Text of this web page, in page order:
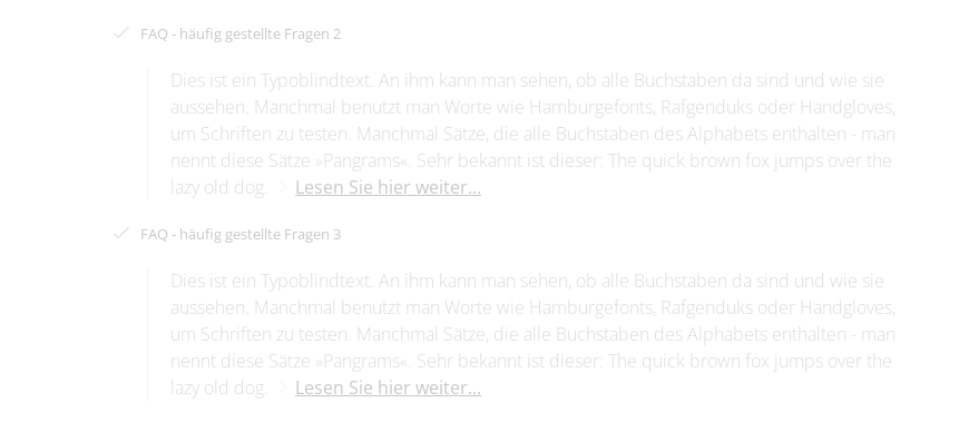
FAQ - häufig gestellte Fragen 2
Dies ist ein Typoblindtext. An ihm kann man sehen, ob alle Buchstaben da sind und wie sie
aussehen. Manchmal benutzt man Worte wie Hamburgefonts, Rafgenduks oder Handgloves,
um Schriften zu testen. Manchmal Sätze, die alle Buchstaben des Alphabets enthalten - man
nennt diese Sätze »Pangrams«. Sehr bekannt ist dieser: The quick brown fox jumps over the
lazy old dog.
Lesen Sie hier weiter...
FAQ - häufig gestellte Fragen 3
Dies ist ein Typoblindtext. An ihm kann man sehen, ob alle Buchstaben da sind und wie sie
aussehen. Manchmal benutzt man Worte wie Hamburgefonts, Rafgenduks oder Handgloves,
um Schriften zu testen. Manchmal Sätze, die alle Buchstaben des Alphabets enthalten - man
nennt diese Sätze »Pangrams«. Sehr bekannt ist dieser: The quick brown fox jumps over the
lazy old dog.
Lesen Sie hier weiter...